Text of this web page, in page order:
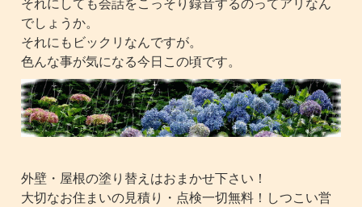
でしょうか。
それにもビックリなんですが。
色んな事が気になる今日この頃です。
外壁・屋根の塗り替えはおまかせ下さい！
大切なお住まいの見積り・点検一切無料！しつこい営